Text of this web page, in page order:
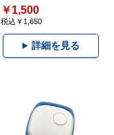
￥1,500
税込￥1,650
詳細を見る